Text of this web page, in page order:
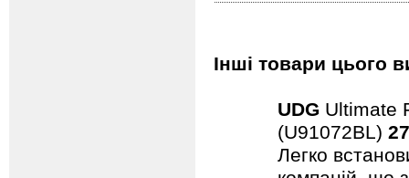
Інші товари цього
UDG Ultimate
(U91072BL)
Легко